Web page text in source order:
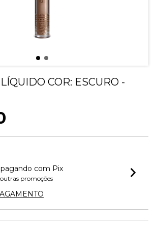
COR: ESCURO -
pagando com Pix
promoções